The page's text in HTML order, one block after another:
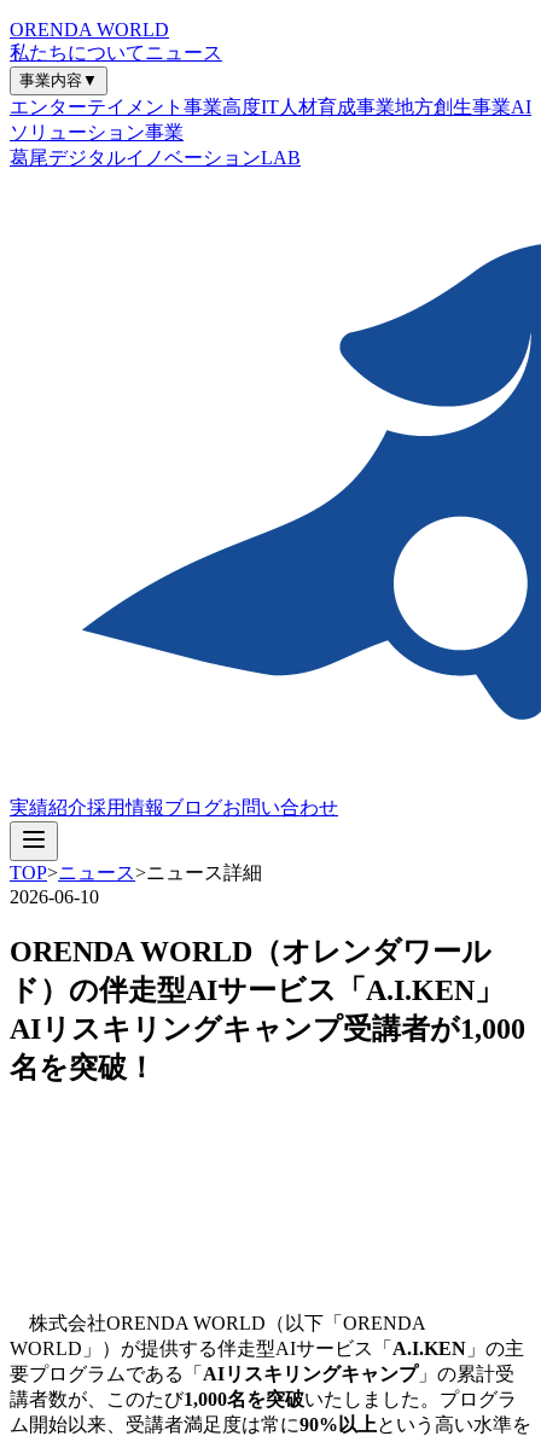
ORENDA WORLD
私たちについてニュース
事業内容▼
エンターテイメント事業高度IT人材育成事業地方創生事業AI
ソリューション事業
葛尾デジタルイノベーションLAB
実績紹介採用情報ブログお問い合わせ
TOP>ニュース>ニュース詳細
2026-06-10
ORENDA WORLD（オレンダワール
ド）の伴走型AIサービス「A.I.KEN」
AIリスキリングキャンプ受講者が1,000
名を突破！
株式会社ORENDA WORLD（以下「ORENDA
WORLD」）が提供する伴走型AIサービス「 A.I.KEN 」の主
要プログラムである「 AIリスキリングキャンプ」の累計受
講者数が、このたび1,000名を突破いたしました。プログラ
ム開始以来、受講者満足度は常に90%以上という高い水準を